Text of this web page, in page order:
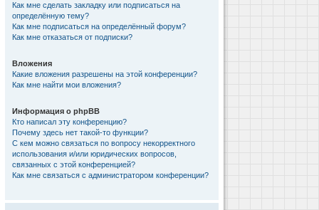
Как мне сделать закладку или подписаться на
определённую тему?
Как мне подписаться на определённый форум?
Как мне отказаться от подписки?
Вложения
Какие вложения разрешены на этой конференции?
Как мне найти мои вложения?
Информация о phpBB
Кто написал эту конференцию?
Почему здесь нет такой-то функции?
С кем можно связаться по вопросу некорректного
использования и/или юридических вопросов,
связанных с этой конференцией?
Как мне связаться с администратором конференции?